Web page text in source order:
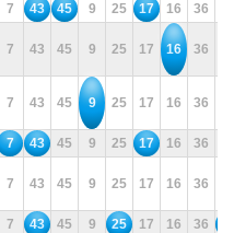
7 43 45 9 25 17 16 36
7 43 45 9 25 17 16 36
7 43 45 9 25 17 16 36
7 43 45 9 25 17 16 36
7 43 45 9 25 17 16 36
7 43 45 9 25 17 16 36